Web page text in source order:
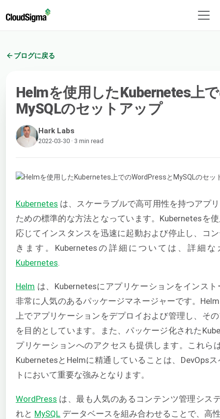
ブログに戻る
Helmを使用したKubernetes上
MySQLのセットアップ
Hark Labs
2022-03-30 · 3 min read
Kubernetes は、スケーラブルで高可用性を持つアプ
ための標準的な方法となっています。Kubernetesを
応じてインスタンスを迅速に起動および停止し、コ
きます。Kubernetesの詳細については、詳細
Kubernetes
Helm は、Kubernetesにアプリケーションをインス
非常に人気のあるパッケージマネージャーです。
上でアプリケーションをデプロイおよび管理し、そ
を目的としています。また、パッケージ化された
プリケーションへのアクセスも提供します。これら
KubernetesとHelmに精通していることは、DevOps
トにおいて重要な強みとなります。
WordPress は、最も人気のあるコンテンツ管理シス
れと MySQL データベースを組み合わせることで、高